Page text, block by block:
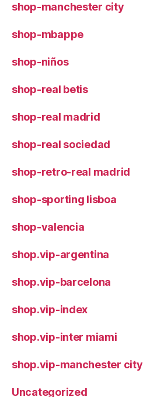
shop-manchester city
shop-mbappe
shop-niños
shop-real betis
shop-real madrid
shop-real sociedad
shop-retro-real madrid
shop-sporting lisboa
shop-valencia
shop.vip-argentina
shop.vip-barcelona
shop.vip-index
shop.vip-inter miami
shop.vip-manchester city
Uncategorized